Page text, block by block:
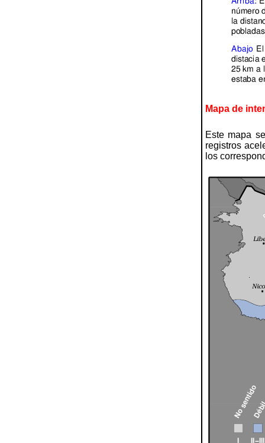
Mapa de
Este mapa
registros
los